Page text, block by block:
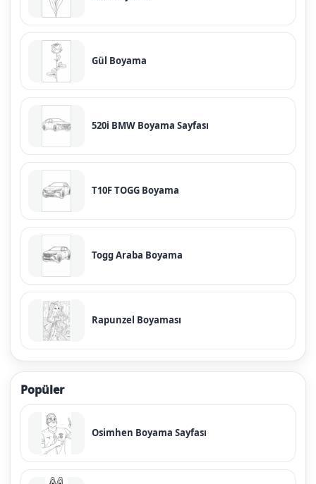
Gül Boyama
520i BMW Boyama Sayfası
T10F TOGG Boyama
Togg Araba Boyama
Rapunzel Boyaması
Popüler
Osimhen Boyama Sayfası